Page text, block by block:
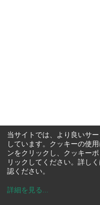
当サイトでは、より良いサ
しています。クッキーの使
ンをクリックし、クッキー
リックしてください。詳し
認ください。
詳細を見る ...